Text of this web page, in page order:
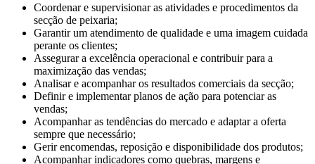
Coordenar e supervisionar as atividades e procedimentos da
secção de peixaria;
Garantir um atendimento de qualidade e uma imagem cuidada
perante os clientes;
Assegurar a excelência operacional e contribuir para a
maximização das vendas;
Analisar e acompanhar os resultados comerciais da secção;
Definir e implementar planos de ação para potenciar as
vendas;
Acompanhar as tendências do mercado e adaptar a oferta
sempre que necessário;
Gerir encomendas, reposição e disponibilidade dos produtos;
Acompanhar indicadores como quebras, margens e